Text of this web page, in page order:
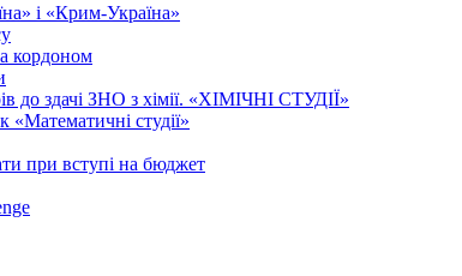
і «Крим-Україна»
кордоном
до здачі ЗНО з хімії. «ХІМІЧНІ СТУДІЇ»
«Математичні студії»
при вступі на бюджет